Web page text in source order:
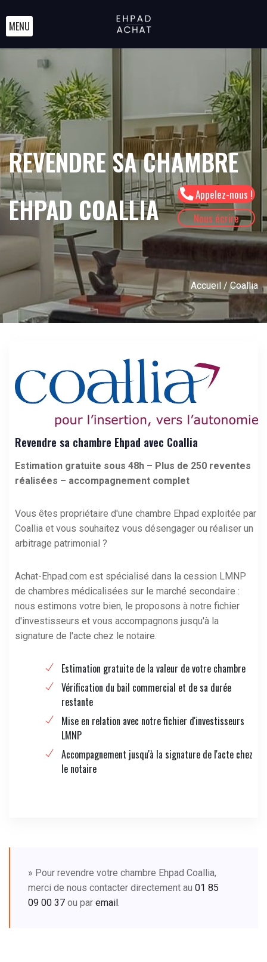
Appelez-nous !
Nous écrire
MENU
REVENDRE SA CHAMBRE
EHPAD COALLIA
Accueil / Coallia
Revendre sa chambre Ehpad avec Coallia
Estimation gratuite sous 48h – Plus de 250 reventes
réalisées – accompagnement complet
Vous êtes propriétaire d'une chambre Ehpad exploitée par
Coallia et vous souhaitez vous désengager ou réaliser un
arbitrage patrimonial ?
Achat-Ehpad.com est spécialisé dans la cession LMNP
de chambres médicalisées sur le marché secondaire :
nous estimons votre bien, le proposons à notre fichier
d'investisseurs et vous accompagnons jusqu'à la
signature de l'acte chez le notaire.
Estimation gratuite de la valeur de votre chambre
Vérification du bail commercial et de sa durée
restante
Mise en relation avec notre fichier d'investisseurs
LMNP
Accompagnement jusqu'à la signature de l'acte chez
le notaire
» Pour revendre votre chambre Ehpad Coallia,
merci de nous contacter directement au 01 85
09 00 37 ou par email